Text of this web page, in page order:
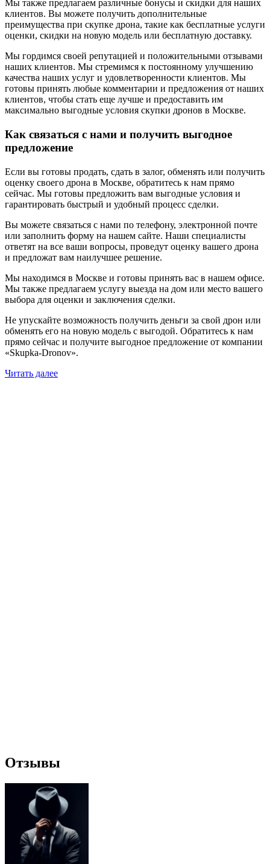
Мы также предлагаем различные бонусы и скидки для наших
клиентов. Вы можете получить дополнительные
преимущества при скупке дрона, такие как бесплатные услуги
оценки, скидки на новую модель или бесплатную доставку.
Мы гордимся своей репутацией и положительными отзывами
наших клиентов. Мы стремимся к постоянному улучшению
качества наших услуг и удовлетворенности клиентов. Мы
готовы принять любые комментарии и предложения от наших
клиентов, чтобы стать еще лучше и предоставить им
максимально выгодные условия скупки дронов в Москве.
Как связаться с нами и получить выгодное
предложение
Если вы готовы продать, сдать в залог, обменять или получить
оценку своего дрона в Москве, обратитесь к нам прямо
сейчас. Мы готовы предложить вам выгодные условия и
гарантировать быстрый и удобный процесс сделки.
Вы можете связаться с нами по телефону, электронной почте
или заполнить форму на нашем сайте. Наши специалисты
ответят на все ваши вопросы, проведут оценку вашего дрона
и предложат вам наилучшее решение.
Мы находимся в Москве и готовы принять вас в нашем офисе.
Мы также предлагаем услугу выезда на дом или место вашего
выбора для оценки и заключения сделки.
Не упускайте возможность получить деньги за свой дрон или
обменять его на новую модель с выгодой. Обратитесь к нам
прямо сейчас и получите выгодное предложение от компании
«Skupka-Dronov».
Читать далее
Отзывы